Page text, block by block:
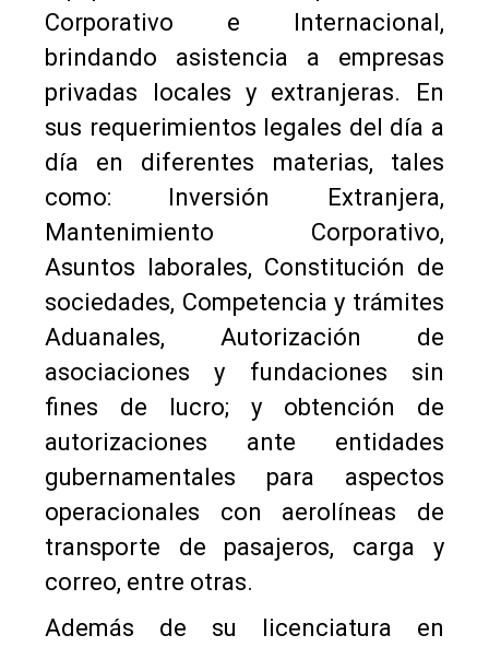
Corporativo e Internacional,
brindando asistencia a empresas
privadas locales y extranjeras. En
sus requerimientos legales del día a
día en diferentes materias, tales
como: Inversión Extranjera,
Mantenimiento Corporativo,
Asuntos laborales, Constitución de
sociedades, Competencia y trámites
Aduanales, Autorización de
asociaciones y fundaciones sin
fines de lucro; y obtención de
autorizaciones ante entidades
gubernamentales para aspectos
operacionales con aerolíneas de
transporte de pasajeros, carga y
correo, entre otras.
Además de su licenciatura en